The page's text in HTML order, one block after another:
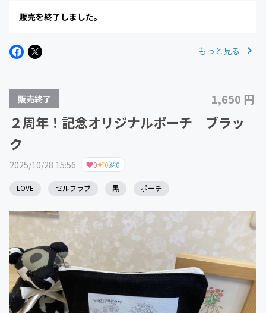
販売を終了しました。
もっと見る
販売終了 1,650 円
２周年！記念オリジナルポーチ ブラッ
ク
2025/10/28 15:56 0 0 0
LOVE セルフラブ 黒 ポーチ